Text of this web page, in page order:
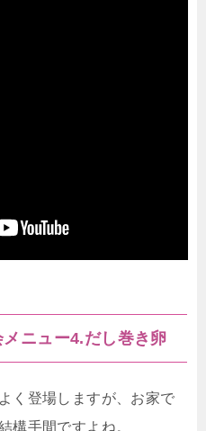
ニュー4.だし巻き卵
く登場しますが、お家で
構手間ですよね。